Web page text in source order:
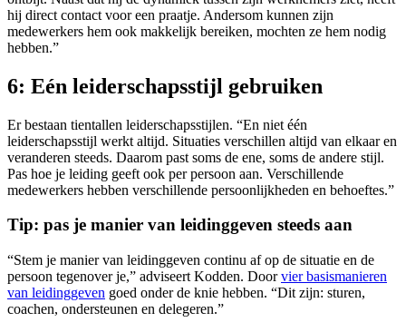
hij direct contact voor een praatje. Andersom kunnen zijn
medewerkers hem ook makkelijk bereiken, mochten ze hem nodig
hebben.”
6: Eén leiderschapsstijl gebruiken
Er bestaan tientallen leiderschapsstijlen. “En niet één
leiderschapsstijl werkt altijd. Situaties verschillen altijd van elkaar en
veranderen steeds. Daarom past soms de ene, soms de andere stijl.
Pas hoe je leiding geeft ook per persoon aan. Verschillende
medewerkers hebben verschillende persoonlijkheden en behoeftes.”
Tip: pas je manier van leidinggeven steeds aan
“Stem je manier van leidinggeven continu af op de situatie en de
persoon tegenover je,” adviseert Kodden. Doorvier basismanieren
van leidinggeven goed onder de knie hebben. “Dit zijn: sturen,
coachen, ondersteunen en delegeren.”